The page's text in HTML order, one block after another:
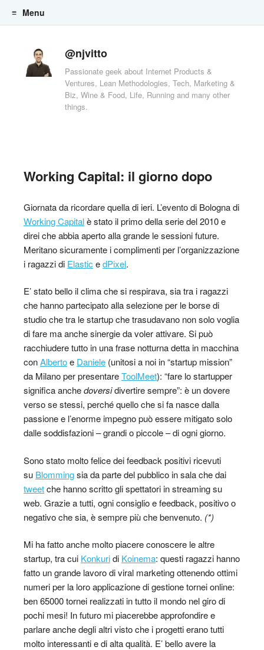
@njvitto
Passionate geek about Internet Products &
Ventures, Lean Methodologies, Tech, Marketing &
Biz, Wine & Food, Life, Running and many other
things.
Menu
Working Capital: il giorno dopo
Giornata da ricordare quella di ieri. L’evento di Bologna di
Working Capitalè stato il primo della serie del 2010 e
direi che abbia aperto alla grande le sessioni future.
Meritano sicuramente i complimenti per l’organizzazione
i ragazzi di Elastic edPixel.
E’ stato bello il clima che si respirava, sia tra i ragazzi
che hanno partecipato alla selezione per le borse di
studio che tra le startup che trasudavano non solo voglia
di fare ma anche sinergie da voler attivare. Si può
racchiudere tutto in una frase notturna detta in macchina
conAlbertoe Daniele (unitosi a noi in “startup mission”
da Milano per presentareToolMeet): “fare lo startupper
significa anchedoversidivertire sempre”: è un dovere
verso se stessi, perché quello che si fa nasce dalla
passione e l’enorme impegno può essere mitigato solo
dalle soddisfazioni – grandi o piccole – di ogni giorno.
Sono stato molto felice dei feedback positivi ricevuti
su Blommingsia da parte del pubblico in sala che dai
tweetche hanno scritto gli spettatori in streaming su
web. Grazie a tutti, ogni consiglio e feedback, positivo o
negativo che sia, è sempre più che benvenuto. (*)
Mi ha fatto anche molto piacere conoscere le altre
startup, tra cui Konkuridi Koinema: questi ragazzi hanno
fatto un grande lavoro di viral marketing ottenendo ottimi
numeri per la loro applicazione di gestione tornei online:
ben 65000 tornei realizzati in tutto il mondo nel giro di
pochi mesi! In futuro mi piacerebbe approfondire e
parlare anche degli altri visto che i progetti erano tutti
molto interessanti e di alta qualità. E’ bello avere la